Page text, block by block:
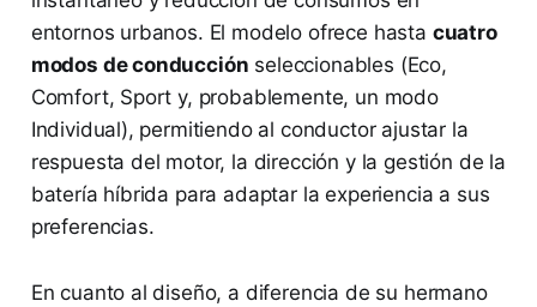
entornos urbanos. El modelo ofrece hasta cuatro
modos de conducción seleccionables (Eco,
Comfort, Sport y, probablemente, un modo
Individual), permitiendo al conductor ajustar la
respuesta del motor, la dirección y la gestión de la
batería híbrida para adaptar la experiencia a sus
preferencias.
En cuanto al diseño, a diferencia de su hermano